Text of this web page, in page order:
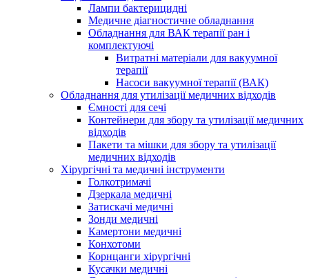
Лампи бактерицидні
Медичне діагностичне обладнання
Обладнання для ВАК терапії ран і
комплектуючі
Витратні матеріали для вакуумної
терапії
Насоси вакуумної терапії (ВАК)
Обладнання для утилізації медичних відходів
Ємності для сечі
Контейнери для збору та утилізації медичних
відходів
Пакети та мішки для збору та утилізації
медичних відходів
Хірургічні та медичні інструменти
Голкотримачі
Дзеркала медичні
Затискачі медичні
Зонди медичні
Камертони медичні
Конхотоми
Корнцанги хірургічні
Кусачки медичні